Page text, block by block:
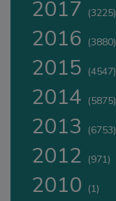
2017 (3225)
2016 (3880)
2015 (4547)
2014 (5875)
2013 (6753)
2012 (971)
2010 (1)